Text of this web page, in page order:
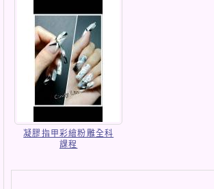
凝膠指甲彩繪粉雕全科
課程